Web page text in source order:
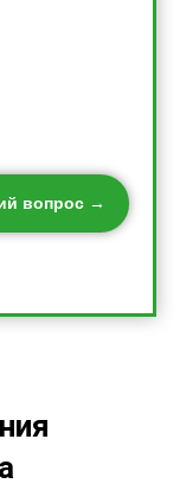
вопрос →